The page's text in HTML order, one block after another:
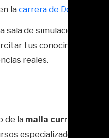
lacarrera de Derecho
sala de simulación de
tus conocimientos
reales.
de la malla curricular
especializados en